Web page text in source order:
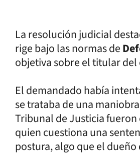
La resolución judicial
rige bajo las normas de
objetiva sobre el titular
El demandado había
se trataba de una
Tribunal de Justicia
quien cuestiona una
postura, algo que el